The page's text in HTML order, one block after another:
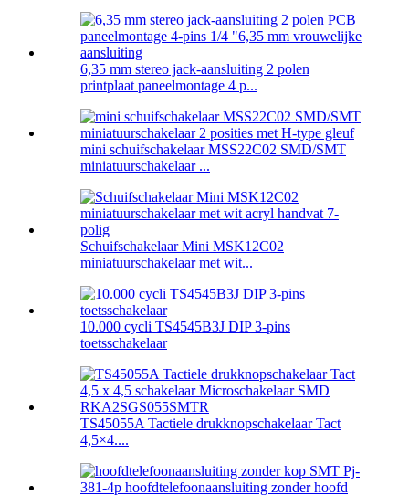
6,35 mm stereo jack-aansluiting 2 polen
printplaat paneelmontage 4 p...
mini schuifschakelaar MSS22C02 SMD/SMT
miniatuurschakelaar ...
Schuifschakelaar Mini MSK12C02
miniatuurschakelaar met wit...
10.000 cycli TS4545B3J DIP 3-pins
toetsschakelaar
TS45055A Tactiele drukknopschakelaar Tact
4,5×4....